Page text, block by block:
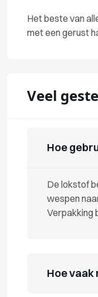
Het beste van
met een gerust
Veel
Hoe
De lokstof
wespen
Verpakking
Hoe vaak